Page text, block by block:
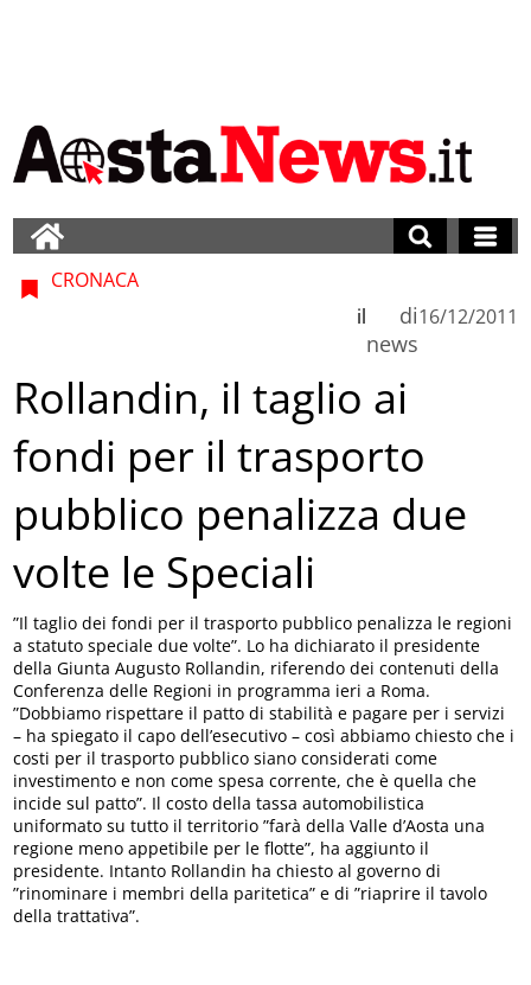
CRONACA
di
news
il 16/12/2011
Rollandin, il taglio ai
fondi per il trasporto
pubblico penalizza due
volte le Speciali
”Il taglio dei fondi per il trasporto pubblico penalizza le regioni
a statuto speciale due volte”. Lo ha dichiarato il presidente
della Giunta Augusto Rollandin, riferendo dei contenuti della
Conferenza delle Regioni in programma ieri a Roma.
”Dobbiamo rispettare il patto di stabilità e pagare per i servizi
– ha spiegato il capo dell’esecutivo – così abbiamo chiesto che i
costi per il trasporto pubblico siano considerati come
investimento e non come spesa corrente, che è quella che
incide sul patto”. Il costo della tassa automobilistica
uniformato su tutto il territorio ”farà della Valle d’Aosta una
regione meno appetibile per le flotte”, ha aggiunto il
presidente. Intanto Rollandin ha chiesto al governo di
”rinominare i membri della paritetica” e di ”riaprire il tavolo
della trattativa”.